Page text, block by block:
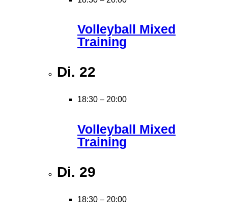
Volleyball Mixed
Training
Di. 22
18:30 – 20:00
Volleyball Mixed
Training
Di. 29
18:30 – 20:00